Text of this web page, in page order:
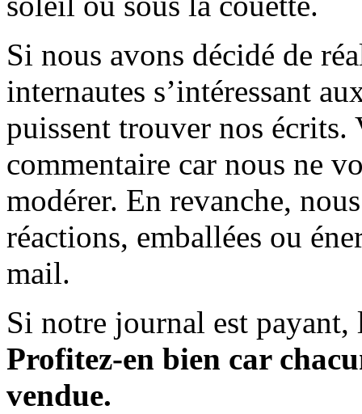
Si nous avons décidé de
internautes s’intéressant
puissent trouver nos écrits.
commentaire car nous ne
modérer. En revanche,
réactions, emballées ou
mail.
Si notre journal est payant,
Profitez-en bien car
vendue.